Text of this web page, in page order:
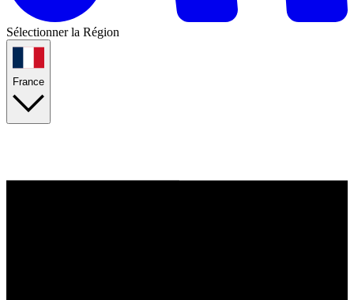
Sélectionner la Région
France